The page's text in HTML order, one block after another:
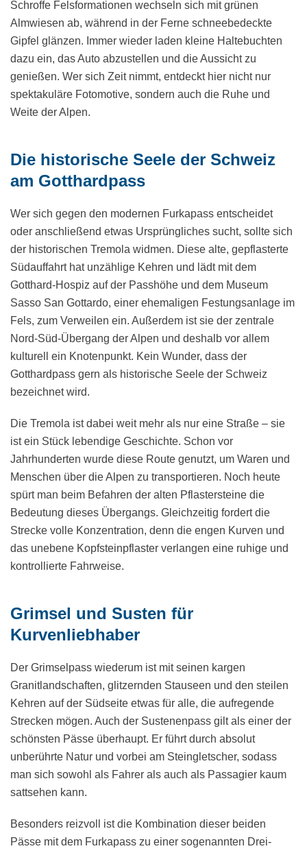
Schroffe Felsformationen wechseln sich mit grünen
Almwiesen ab, während in der Ferne schneebedeckte
Gipfel glänzen. Immer wieder laden kleine Haltebuchten
dazu ein, das Auto abzustellen und die Aussicht zu
genießen. Wer sich Zeit nimmt, entdeckt hier nicht nur
spektakuläre Fotomotive, sondern auch die Ruhe und
Weite der Alpen.
Die historische Seele der Schweiz
am Gotthardpass
Wer sich gegen den modernen Furkapass entscheidet
oder anschließend etwas Ursprüngliches sucht, sollte sich
der historischen Tremola widmen. Diese alte, gepflasterte
Südauffahrt hat unzählige Kehren und lädt mit dem
Gotthard-Hospiz auf der Passhöhe und dem Museum
Sasso San Gottardo, einer ehemaligen Festungsanlage im
Fels, zum Verweilen ein. Außerdem ist sie der zentrale
Nord-Süd-Übergang der Alpen und deshalb vor allem
kulturell ein Knotenpunkt. Kein Wunder, dass der
Gotthardpass gern als historische Seele der Schweiz
bezeichnet wird.
Die Tremola ist dabei weit mehr als nur eine Straße – sie
ist ein Stück lebendige Geschichte. Schon vor
Jahrhunderten wurde diese Route genutzt, um Waren und
Menschen über die Alpen zu transportieren. Noch heute
spürt man beim Befahren der alten Pflastersteine die
Bedeutung dieses Übergangs. Gleichzeitig fordert die
Strecke volle Konzentration, denn die engen Kurven und
das unebene Kopfsteinpflaster verlangen eine ruhige und
kontrollierte Fahrweise.
Grimsel und Susten für
Kurvenliebhaber
Der Grimselpass wiederum ist mit seinen kargen
Granitlandschaften, glitzernden Stauseen und den steilen
Kehren auf der Südseite etwas für alle, die aufregende
Strecken mögen. Auch der Sustenenpass gilt als einer der
schönsten Pässe überhaupt. Er führt durch absolut
unberührte Natur und vorbei am Steingletscher, sodass
man sich sowohl als Fahrer als auch als Passagier kaum
sattsehen kann.
Besonders reizvoll ist die Kombination dieser beiden
Pässe mit dem Furkapass zu einer sogenannten Drei-